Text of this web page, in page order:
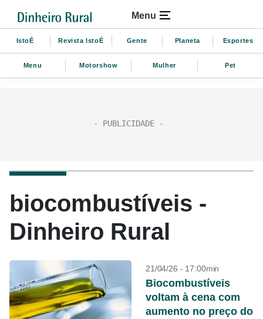
Menu
IstoÉ Revista IstoÉ Gente Planeta Esportes
Menu Motorshow Mulher Pet
biocombustíveis -
Dinheiro Rural
21/04/26 - 17:00min
Biocombustíveis
voltam à cena com
aumento no preço do